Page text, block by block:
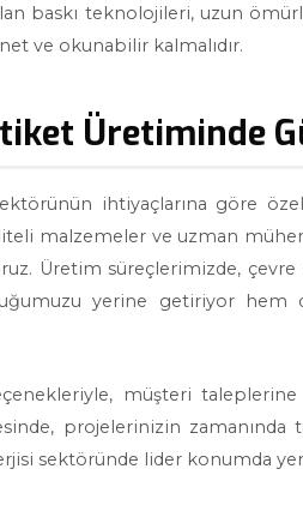
baskı teknolojileri, uzun
ve okunabilir kalmalıdır.
Üretiminde
ihtiyaçlarına göre
malzemeler ve uzman
Üretim süreçlerimizde,
yerine getiriyor hem
müşteri
projelerinizin zamanında
sektöründe lider konumda yer